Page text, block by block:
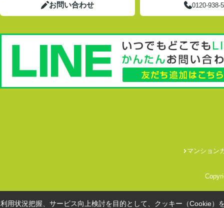
お問い合わせ 0120-938-
マンション
用状況把握、サービス向上検討を目的として、クッキー（Cookie）